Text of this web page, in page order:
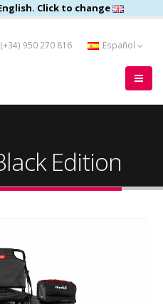
Click to change
(+34) 950 270 816 Español
Edition